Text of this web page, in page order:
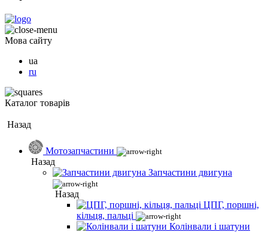
Мова сайту
ua
ru
Каталог товарів
Назад
Мотозапчастини
Назад
Запчастини двигуна
Назад
ЦПГ, поршні,
кільця, пальці
Колінвали і шатуни